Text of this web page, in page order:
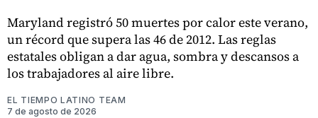
Maryland registró 50 muertes por calor este verano,
un récord que supera las 46 de 2012. Las reglas
estatales obligan a dar agua, sombra y descansos a
los trabajadores al aire libre.
EL TIEMPO LATINO TEAM
7 de agosto de 2026